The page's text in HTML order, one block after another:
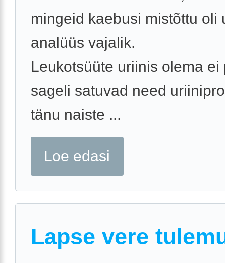
mingeid kaebusi mistõttu oli
analüüs vajalik.
Leukotsüüte uriinis olema ei
sageli satuvad need
tänu naiste ...
Loe edasi
Lapse vere